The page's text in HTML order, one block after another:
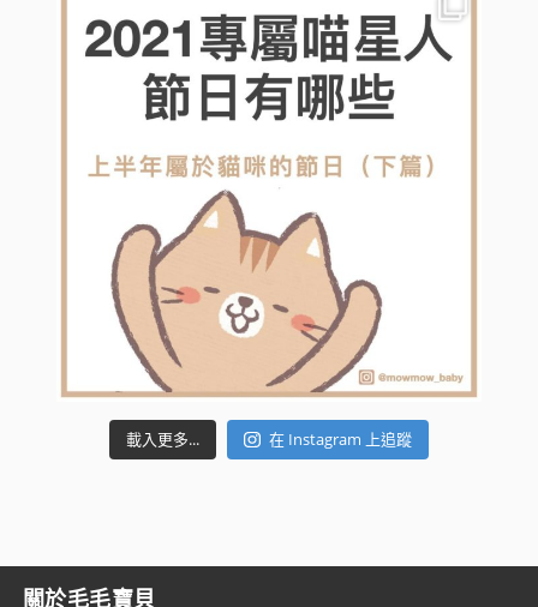
載入更多... 在 Instagram 上追蹤
關於毛毛寶貝